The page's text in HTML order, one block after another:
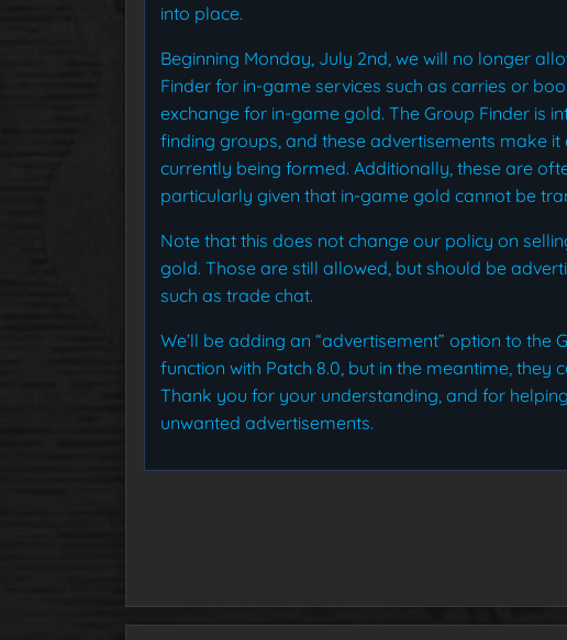
into place.
Beginning Monday, July 2nd, we will no longer
Finder for in-game services such as carries or
exchange for in-game gold. The Group Finder is
finding groups, and these advertisements make
currently being formed. Additionally, these are
particularly given that in-game gold cannot be
Note that this does not change our policy on
gold. Those are still allowed, but should be
such as trade chat.
We’ll be adding an “advertisement” option to the
function with Patch 8.0, but in the meantime, they
Thank you for your understanding, and for
unwanted advertisements.